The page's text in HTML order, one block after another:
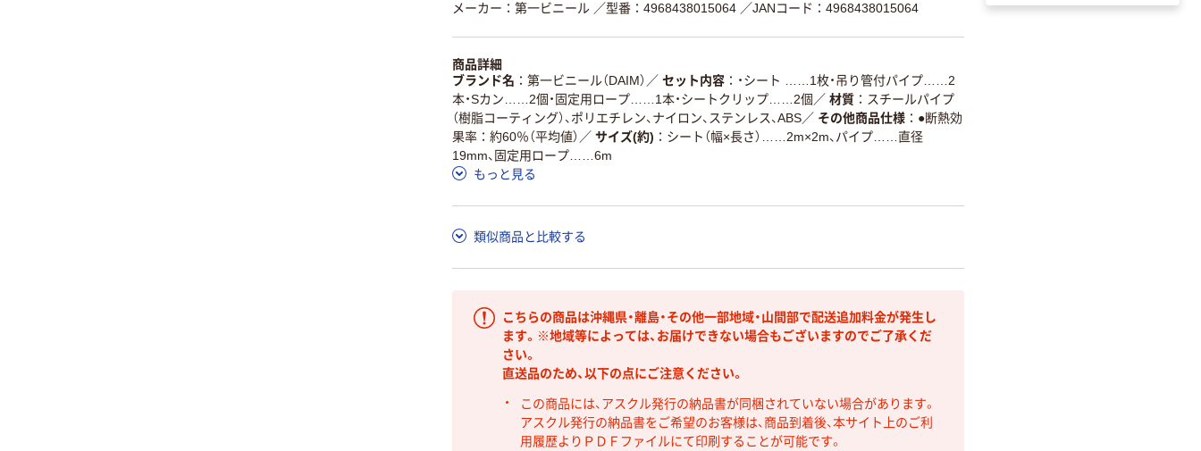
メーカー：第一ビニール ／型番：4968438015064 ／JANコード：4968438015064
商品詳細
ブランド名
第一ビニール（DAIM） ／ セット内容
・シート ……1枚・吊り管付パイプ……2
本・Sカン……2個・固定用ロープ……1本・シートクリップ……2個 ／ 材質
スチールパイプ
（樹脂コーティング）、ポリエチレン、ナイロン、ステンレス、ABS／ その他商品仕様
●断熱効
果率：約60％（平均値） ／ サイズ(約)
シート（幅×長さ）……2m×2m、パイプ……直径
19mm、固定用ロープ……6m
もっと見る
類似商品と比較する
こちらの商品は沖縄県・離島・その他一部地域・山間部で配送追加料金が発生し
ます。※地域等によっては、お届けできない場合もございますのでご了承くだ
さい。
直送品のため、以下の点にご注意ください。
この商品には、アスクル発行の納品書が同梱されていない場合があります。
アスクル発行の納品書をご希望のお客様は、商品到着後、本サイト上のご利
用履歴よりＰＤＦファイルにて印刷することが可能です。